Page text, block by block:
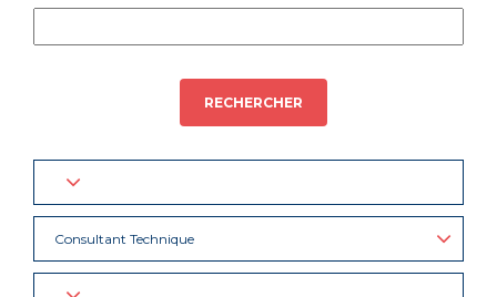
RECHERCHER
Consultant Technique